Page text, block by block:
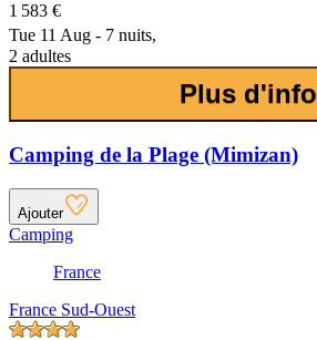
1 583 €
Tue 11 Aug - 7 nuits,
2 adultes
Plus d'info
Camping de la Plage (Mimizan)
Ajouter
Camping
France
France Sud-Ouest